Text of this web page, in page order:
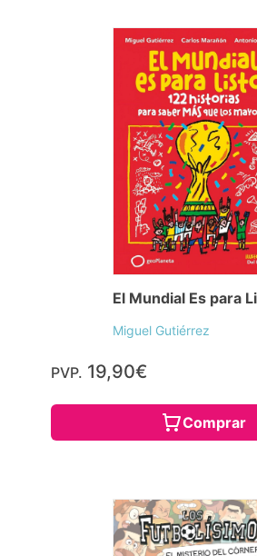
El Mundial Es para
Miguel Gutiérrez
PVP. 19,90€
Comprar